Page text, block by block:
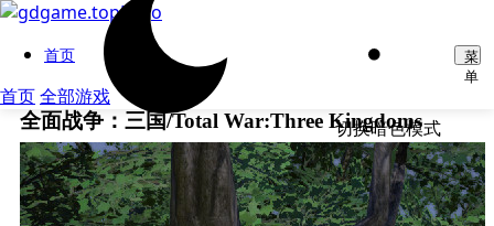
首页
首页全部游戏
切换暗色模式
菜
单
全面战争：三国/Total War:Three Kingdoms